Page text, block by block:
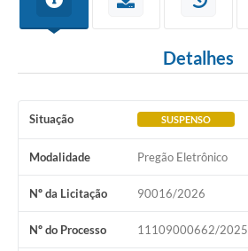
Detalhes
Situação SUSPENSO
Modalidade Pregão Eletrônico
Nº da Licitação 90016/2026
Nº do Processo 11109000662/2025